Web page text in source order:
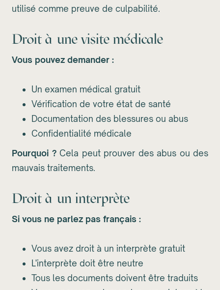
utilisé comme preuve de culpabilité.
Droit à une visite médicale
Vous pouvez demander :
Un examen médical gratuit
Vérification de votre état de santé
Documentation des blessures ou abus
Confidentialité médicale
Pourquoi ?Cela peut prouver des abus ou des
mauvais traitements.
Droit à un interprète
Si vous ne parlez pas français :
Vous avez droit à un interprète gratuit
L'interprète doit être neutre
Tous les documents doivent être traduits